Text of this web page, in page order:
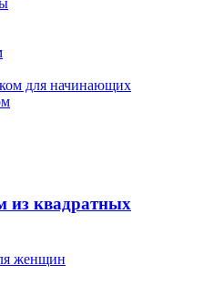
для начинающих
из квадратных
женщин